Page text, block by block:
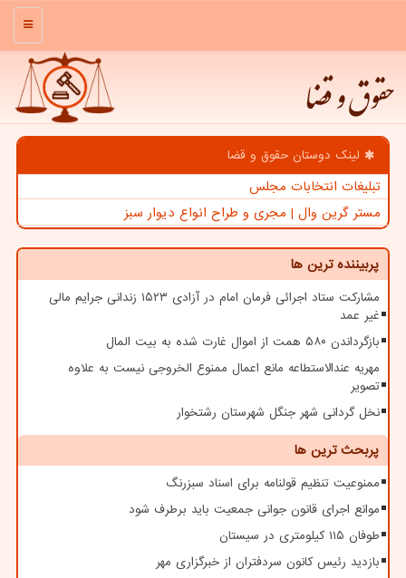
منو
حقوق و قضا
لینک دوستان حقوق و قضا
تبلیغات انتخابات مجلس
مستر گرین وال | مجری و طراح انواع دیوار سبز
پربیننده ترین ها
مشارکت ستاد اجرائی فرمان امام در آزادی ۱۵۲۳ زندانی جرایم مالی
غیر عمد
بازگرداندن ۵۸۰ همت از اموال غارت شده به بیت المال
مهریه عندالاستطاعه مانع اعمال ممنوع الخروجی نیست به علاوه
تصویر
نخل گردانی شهر جنگل شهرستان رشتخوار
پربحث ترین ها
ممنوعیت تنظیم قولنامه برای اسناد سبزرنگ
موانع اجرای قانون جوانی جمعیت باید برطرف شود
طوفان ۱۱۵ کیلومتری در سیستان
بازدید رئیس کانون سردفتران از خبرگزاری مهر